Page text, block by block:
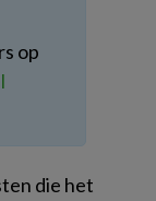
op
die het